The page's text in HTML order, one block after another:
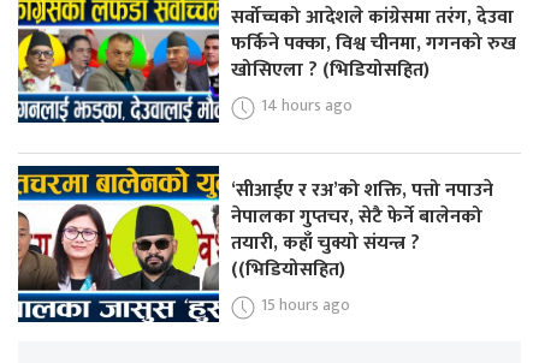
सर्वोच्चको आदेशले कांग्रेसमा तरंग, देउवा
फर्किने पक्का, विश्व चीनमा, गगनको रुख
खोसिएला ? (भिडियोसहित)
14 hours ago
‘सीआईए र रअ’को शक्ति, पत्तो नपाउने
नेपालका गुप्तचर, सेटै फेर्ने बालेनको
तयारी, कहाँ चुक्यो संयन्त्र ?
((भिडियोसहित)
15 hours ago